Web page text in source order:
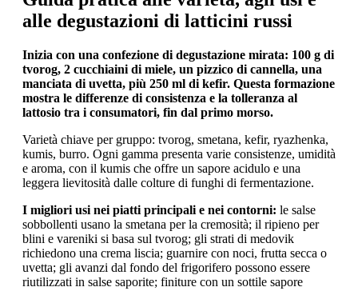
alle degustazioni di latticini russi
Inizia con una confezione di degustazione mirata: 100 g di
tvorog, 2 cucchiaini di miele, un pizzico di cannella, una
manciata di uvetta, più 250 ml di kefir. Questa formazione
mostra le differenze di consistenza e la tolleranza al
lattosio tra i consumatori, fin dal primo morso.
Varietà chiave per gruppo: tvorog, smetana, kefir, ryazhenka,
kumis, burro. Ogni gamma presenta varie consistenze, umidità
e aroma, con il kumis che offre un sapore acidulo e una
leggera lievitosità dalle colture di funghi di fermentazione.
I migliori usi nei piatti principali e nei contorni: le salse
sobbollenti usano la smetana per la cremosità; il ripieno per
blini e vareniki si basa sul tvorog; gli strati di medovik
richiedono una crema liscia; guarnire con noci, frutta secca o
uvetta; gli avanzi dal fondo del frigorifero possono essere
riutilizzati in salse saporite; finiture con un sottile sapore